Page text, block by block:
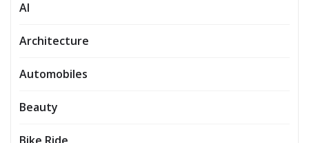
AI
Architecture
Automobiles
Beauty